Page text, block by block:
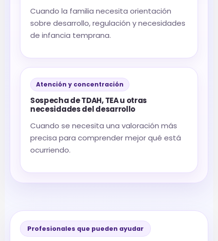
Cuando la familia necesita orientación
sobre desarrollo, regulación y necesidades
de infancia temprana.
Atención y concentración
Sospecha de TDAH, TEA u otras
necesidades del desarrollo
Cuando se necesita una valoración más
precisa para comprender mejor qué está
ocurriendo.
Profesionales que pueden ayudar